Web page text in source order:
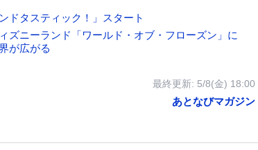
ドタスティック！」スタート
ニーランド「ワールド・オブ・フローズン」に
が広がる
最終更新: 5/8(金) 18:00
あとなびマガジン